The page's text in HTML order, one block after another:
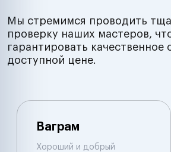
Мы стремимся проводить
проверку наших мастеров,
гарантировать качественное
доступной цене.
Ваграм
Хороший и добрый